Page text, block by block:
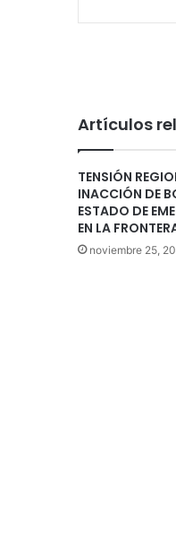
Artículos
TENSIÓN
INACCIÓN DE
ESTADO DE
EN LA
noviembre 25,